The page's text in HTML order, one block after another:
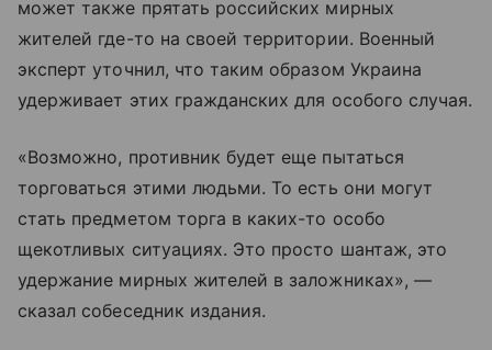
может также прятать российских мирных
жителей где-то на своей территории. Военный
эксперт уточнил, что таким образом Украина
удерживает этих гражданских для особого случая.
«Возможно, противник будет еще пытаться
торговаться этими людьми. То есть они могут
стать предметом торга в каких-то особо
щекотливых ситуациях. Это просто шантаж, это
удержание мирных жителей в заложниках», —
сказал собеседник издания.